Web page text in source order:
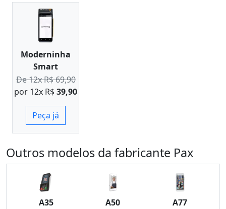
Moderninha
Smart
De 12x R$ 69,90
por 12x R$39,90
Peça já
Outros modelos da fabricante Pax
A35 A50 A77